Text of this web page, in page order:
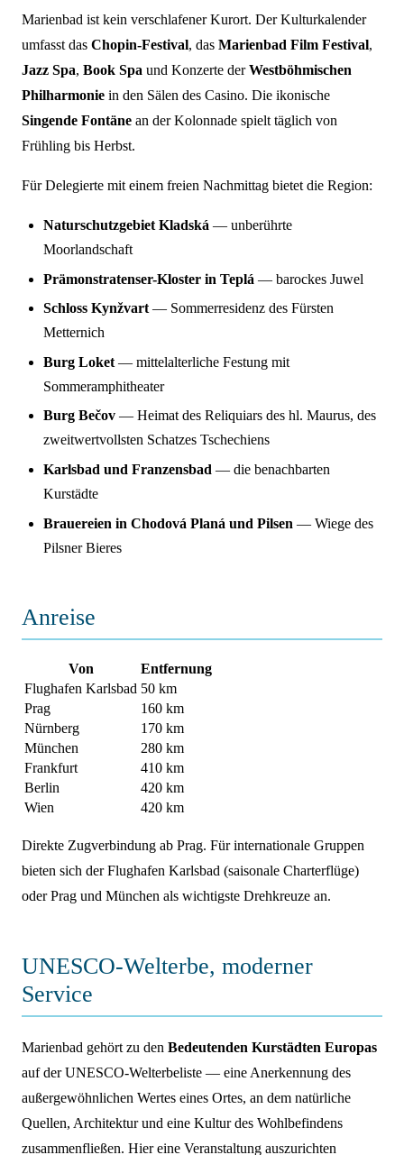
Marienbad ist kein verschlafener Kurort. Der Kulturkalender
umfasst das Chopin-Festival, das Marienbad Film Festival,
Jazz Spa, Book Spa und Konzerte derWestböhmischen
Philharmonie in den Sälen des Casino. Die ikonische
Singende Fontäne an der Kolonnade spielt täglich von
Frühling bis Herbst.
Für Delegierte mit einem freien Nachmittag bietet die Region:
Naturschutzgebiet Kladská — unberührte
Moorlandschaft
Prämonstratenser-Kloster in Teplá — barockes Juwel
Schloss Kynžvart — Sommerresidenz des Fürsten
Metternich
Burg Loket — mittelalterliche Festung mit
Sommeramphitheater
Burg Bečov — Heimat des Reliquiars des hl. Maurus, des
zweitwertvollsten Schatzes Tschechiens
Karlsbad und Franzensbad — die benachbarten
Kurstädte
Brauereien in Chodová Planá und Pilsen — Wiege des
Pilsner Bieres
Anreise
Von
Entfernung
Flughafen Karlsbad 50 km
Prag
160 km
Nürnberg
170 km
München
280 km
Frankfurt
410 km
Berlin
420 km
Wien
420 km
Direkte Zugverbindung ab Prag. Für internationale Gruppen
bieten sich der Flughafen Karlsbad (saisonale Charterflüge)
oder Prag und München als wichtigste Drehkreuze an.
UNESCO-Welterbe, moderner
Service
Marienbad gehört zu den Bedeutenden Kurstädten Europas
auf der UNESCO-Welterbeliste — eine Anerkennung des
außergewöhnlichen Wertes eines Ortes, an dem natürliche
Quellen, Architektur und eine Kultur des Wohlbefindens
zusammenfließen. Hier eine Veranstaltung auszurichten